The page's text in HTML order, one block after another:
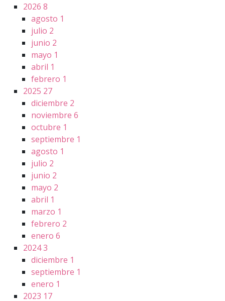
2026 8
agosto 1
julio 2
junio 2
mayo 1
abril 1
febrero 1
2025 27
diciembre 2
noviembre 6
octubre 1
septiembre 1
agosto 1
julio 2
junio 2
mayo 2
abril 1
marzo 1
febrero 2
enero 6
20243
diciembre 1
septiembre 1
enero 1
2023 17